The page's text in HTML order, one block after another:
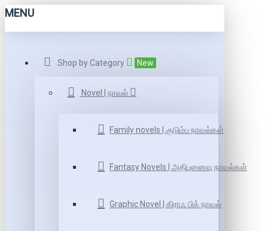
MENU
Shop by Category New
Novel | நாவல்
Family novels | குடும்ப நாவல்கள்
Fantasy Novels | அதிபுனைவு நாவல்கள்
Graphic Novel | கிராஃ பிக் நாவல்